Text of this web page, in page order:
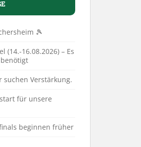
🎾
(14.-16.08.2026) – Es
suchen Verstärkung.
für unsere
beginnen früher